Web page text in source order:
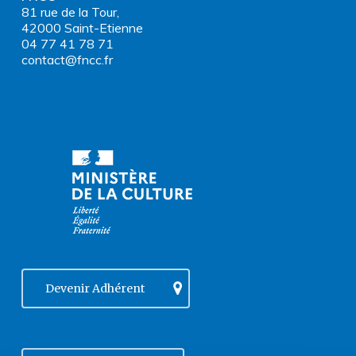
81 rue de la Tour,
42000 Saint-Etienne
04 77 41 78 71
contact@fncc.fr
Devenir Adhérent